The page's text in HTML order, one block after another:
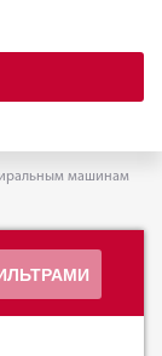
машинам